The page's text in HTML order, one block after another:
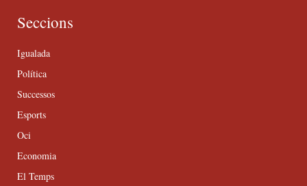
Seccions
Igualada
Política
Successos
Esports
Oci
Economia
El Temps